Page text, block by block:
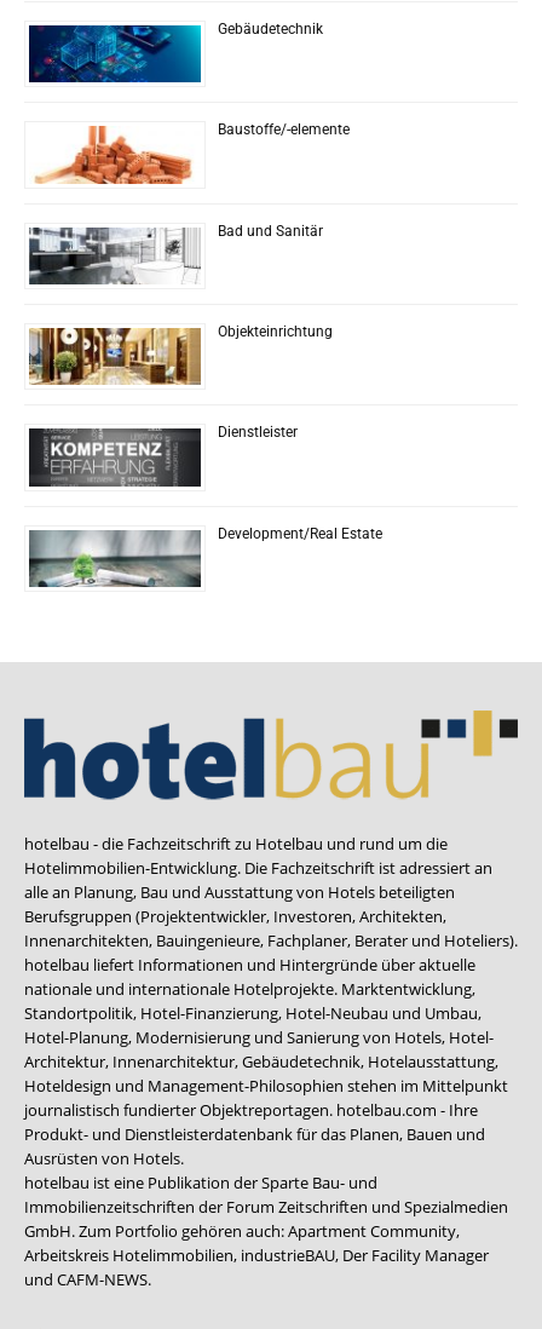
Gebäudetechnik
Baustoffe/-elemente
Bad und Sanitär
Objekteinrichtung
Dienstleister
Development/Real Estate
hotelbau - die Fachzeitschrift zu Hotelbau und rund um die
Hotelimmobilien-Entwicklung. Die Fachzeitschrift ist adressiert an
alle an Planung, Bau und Ausstattung von Hotels beteiligten
Berufsgruppen (Projektentwickler, Investoren, Architekten,
Innenarchitekten, Bauingenieure, Fachplaner, Berater und Hoteliers).
hotelbau liefert Informationen und Hintergründe über aktuelle
nationale und internationale Hotelprojekte. Marktentwicklung,
Standortpolitik, Hotel-Finanzierung, Hotel-Neubau und Umbau,
Hotel-Planung, Modernisierung und Sanierung von Hotels, Hotel-
Architektur, Innenarchitektur, Gebäudetechnik, Hotelausstattung,
Hoteldesign und Management-Philosophien stehen im Mittelpunkt
journalistisch fundierter Objektreportagen. hotelbau.com - Ihre
Produkt- und Dienstleisterdatenbank für das Planen, Bauen und
Ausrüsten von Hotels.
hotelbau ist eine Publikation der Sparte Bau- und
Immobilienzeitschriften der Forum Zeitschriften und Spezialmedien
GmbH. Zum Portfolio gehören auch:Apartment Community,
Arbeitskreis Hotelimmobilien, industrieBAU, Der Facility Manager
und CAFM-NEWS.